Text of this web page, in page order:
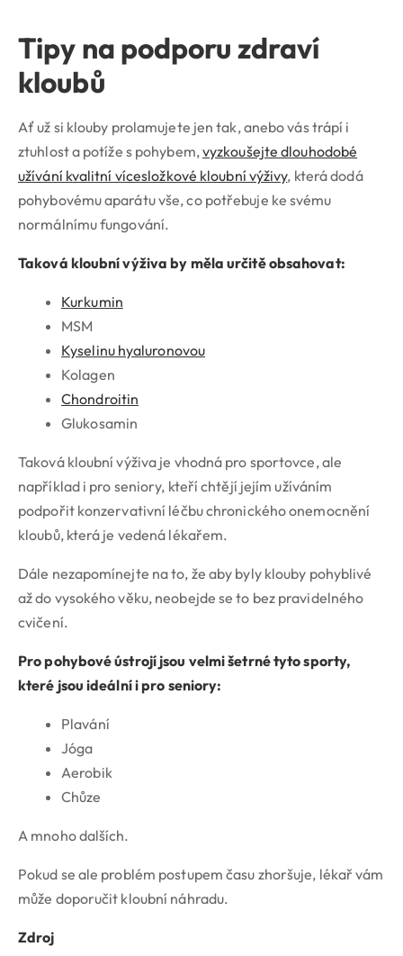
Tipy na podporu zdraví
kloubů
Ať už si klouby prolamujete jen tak, anebo vás trápí i
ztuhlost a potíže s pohybem, vyzkoušejte dlouhodobé
užívání kvalitní vícesložkové kloubní výživy, která dodá
pohybovému aparátu vše, co potřebuje ke svému
normálnímu fungování.
Taková kloubní výživa by měla určitě obsahovat:
Kurkumin
MSM
Kyselinu hyaluronovou
Kolagen
Chondroitin
Glukosamin
Taková kloubní výživa je vhodná pro sportovce, ale
například i pro seniory, kteří chtějí jejím užíváním
podpořit konzervativní léčbu chronického onemocnění
kloubů, která je vedená lékařem.
Dále nezapomínejte na to, že aby byly klouby pohyblivé
až do vysokého věku, neobejde se to bez pravidelného
cvičení.
Pro pohybové ústrojí jsou velmi šetrné tyto sporty,
které jsou ideální i pro seniory:
Plavání
Jóga
Aerobik
Chůze
A mnoho dalších.
Pokud se ale problém postupem času zhoršuje, lékař vám
může doporučit kloubní náhradu.
Zdroj